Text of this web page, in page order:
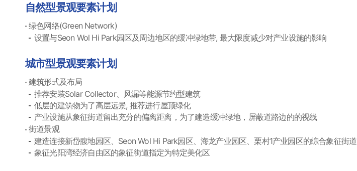
自然型景观要素计划
绿色网络(Green Network)
设置与Seon Wol Hi Park园区及周边地区的缓冲绿地带, 最大限度减少对产业设施的影响
城市型景观要素计划
建筑形式及布局
推荐安装Solar Collector、风漏等能源节约型建筑
低层的建筑物为了高层远景, 推荐进行屋顶绿化
产业设施从象征街道留出充分的偏离距离，为了建造缓冲绿地，屏蔽道路边的的视线
街道景观
建造连接新岱腹地园区、Seon Wol Hi Park园区、海龙产业园区、栗村1产业园区的综合象征街道
象征光阳湾经济自由区的象征街道指定为特定美化区